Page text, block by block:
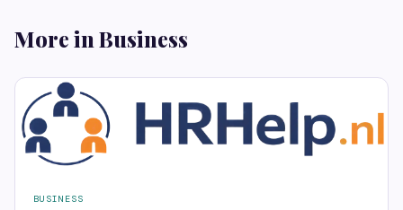
More in Business
BUSINESS